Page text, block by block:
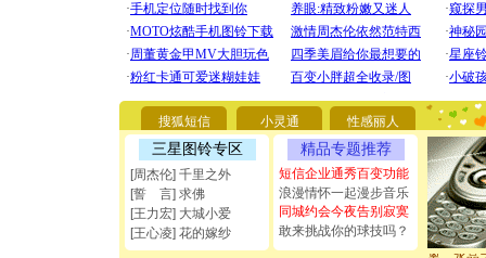
搜狐短信 小灵通 性感丽人
三星图铃专区
[周杰伦] 千里之外
[誓 言] 求佛
[王力宏] 大城小爱
[王心凌] 花的嫁纱
精品专题推荐
短信企业通秀百变功能
浪漫情怀一起漫步音乐
同城约会今夜告别寂寞
敢来挑战你的球技吗？
[圣诞节]
你太多
要平安
[圣诞节]
能正大
都要快乐
[圣诞节]
如意,快
[元旦]看
断电。爱
你是我专
[元旦]如
起；二是
离。水晶